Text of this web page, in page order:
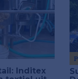
Inditex